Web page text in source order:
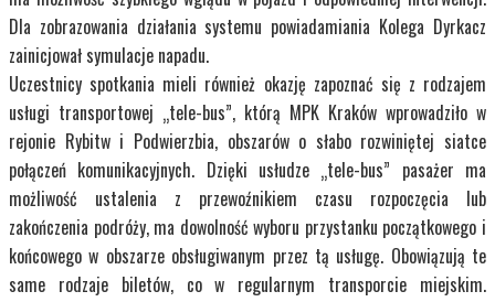
Dla zobrazowania działania systemu powiadamiania Kolega Dyrkacz
zainicjował symulacje napadu.
Uczestnicy spotkania mieli również okazję zapoznać się z rodzajem
usługi transportowej „tele-bus”, którą MPK Kraków wprowadziło w
rejonie Rybitw i Podwierzbia, obszarów o słabo rozwiniętej siatce
połączeń komunikacyjnych. Dzięki usłudze „tele-bus” pasażer ma
możliwość ustalenia z przewoźnikiem czasu rozpoczęcia lub
zakończenia podróży, ma dowolność wyboru przystanku początkowego i
końcowego w obszarze obsługiwanym przez tą usługę. Obowiązują te
same rodzaje biletów, co w regularnym transporcie miejskim.